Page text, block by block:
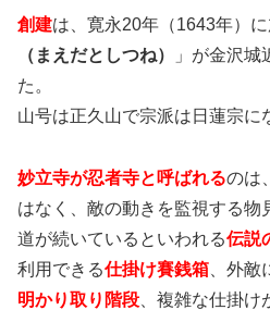
創建は、寛永20年（1643年）に
（まえだとしつね）
」が金沢城
た。
山号は正久山で宗派は日蓮宗に
妙立寺が忍者寺と呼ばれるのは
はなく、敵の動きを監視する物
道が続いているといわれる伝説
利用できる仕掛け賽銭箱 、外
明かり取り階段 、複雑な仕掛け